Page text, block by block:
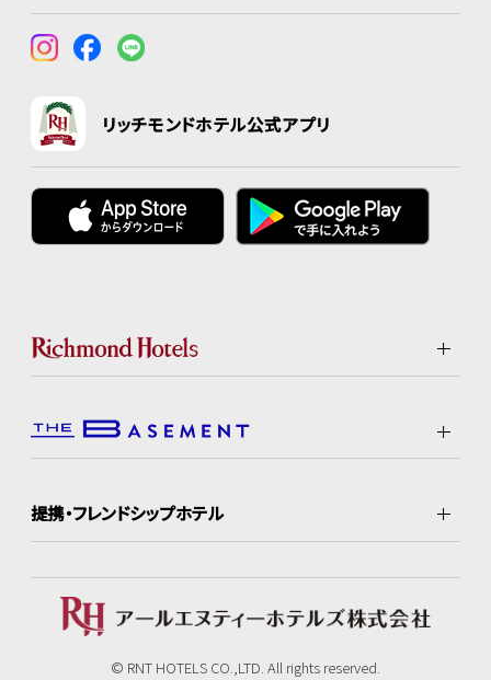
リッチモンドホテル公式アプリ
提携・フレンドシップホテル
© RNT HOTELS CO.,LTD. All rights reserved.